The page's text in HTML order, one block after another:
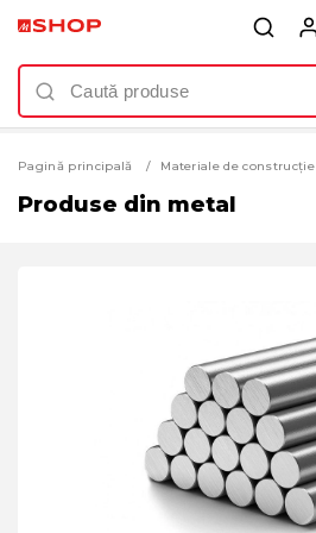
Pagină principală Materiale de construcție
Produse din metal